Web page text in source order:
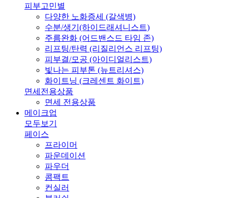
피부고민별
다양한 노화증세 (갈색병)
수분/생기(하이드래셔니스트)
주름완화 (어드밴스드 타임 존)
리프팅/탄력 (리질리언스 리프팅)
피부결/모공 (아이디얼리스트)
빛나는 피부톤 (뉴트리셔스)
화이트닝 (크레센트 화이트)
면세전용상품
면세 전용상품
메이크업
모두보기
페이스
프라이머
파운데이션
파우더
콤팩트
컨실러